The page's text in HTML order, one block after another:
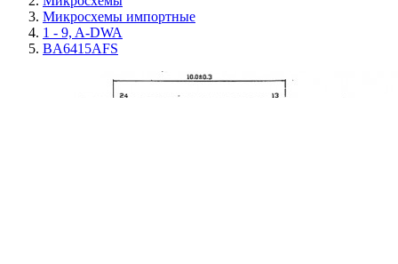
Микросхемы импортные
1 - 9, A-DWA
BA6415AFS